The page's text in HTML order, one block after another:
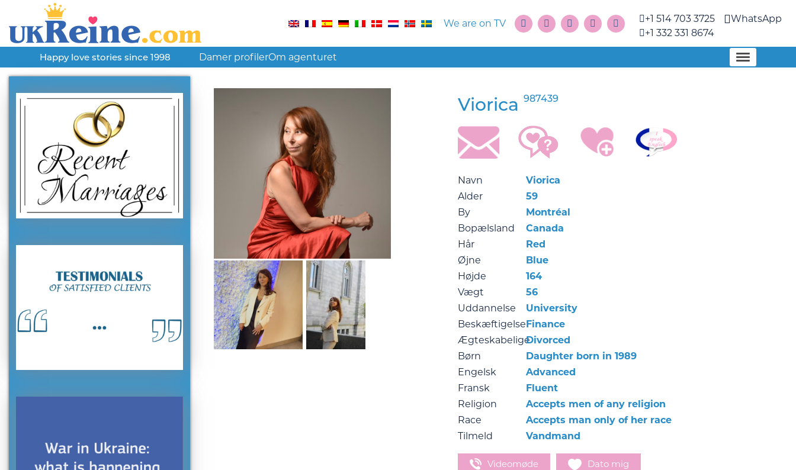
We are on TV
+1 514 703 3725
+1 332 331 8674
WhatsApp
Happy love stories since 1998 Damer profilerOm agenturet
Viorica 987439
Navn
Viorica
Alder
59
By
Montréal
Bopælsland
Canada
Hår
Red
Øjne
Blue
Højde
164
Vægt
56
Uddannelse
University
BeskæftigelseFinance
ÆgteskabeligeDivorced
Børn
Daughter born in 1989
Engelsk
Advanced
Fransk
Fluent
Religion
Accepts men of any religion
Race
Accepts man only of her race
Tilmeld
Vandmand
Videomøde Dato mig